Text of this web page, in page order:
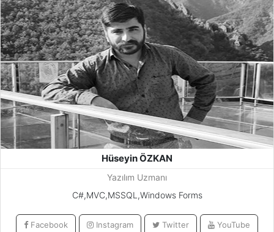
Hüseyin ÖZKAN
Yazılım Uzmanı
C#,MVC,MSSQL,Windows Forms
Facebook Instagram Twitter YouTube